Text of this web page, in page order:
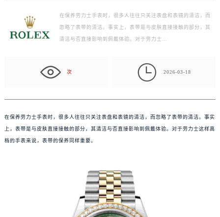
在保养劳力士手表时，很多人往往只关注表盘和表镜的清洁，而
忽略了表带的清洁。事实上，表带是与皮肤直接接触的部分，其
清洁与否直接影响到佩戴体验。对于劳力士…
次  2026-03-18
在保养劳力士手表时，很多人往往只关注表盘和表镜的清洁，而忽略了表带的清洁。事实
上，表带是与皮肤直接接触的部分，其清洁与否直接影响到佩戴体验。对于劳力士这样高
档的手表来说，表带的保养同样重要。